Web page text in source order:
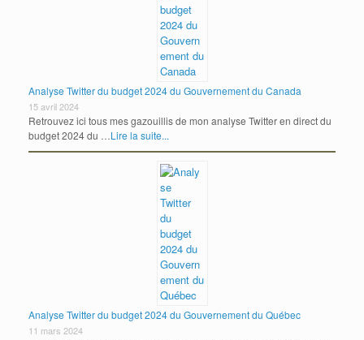
Analyse Twitter du budget 2024 du Gouvernement du Canada
15 avril 2024
Retrouvez ici tous mes gazouillis de mon analyse Twitter en direct du
budget 2024 du …Lire la suite...
Analyse Twitter du budget 2024 du Gouvernement du Québec
11 mars 2024